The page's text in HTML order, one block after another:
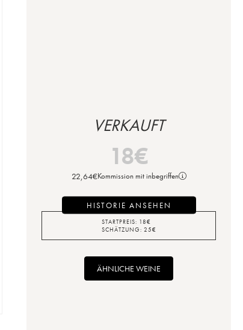
VERKAUFT
18€
22,64€Kommission mit inbegriffen
HISTORIE ANSEHEN
STARTPREIS: 18€
SCHÄTZUNG: 25€
ÄHNLICHE WEINE